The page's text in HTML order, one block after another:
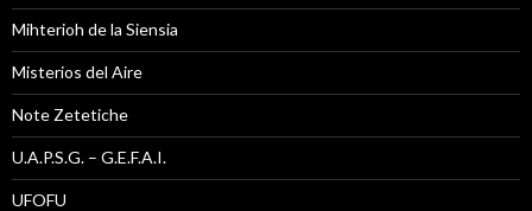
Mihterioh de la Siensia
Misterios del Aire
Note Zetetiche
U.A.P.S.G. – G.E.F.A.I.
UFOFU